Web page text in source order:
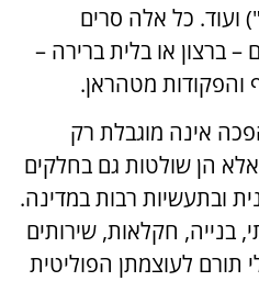
ועוד. כל אלה סרים
ברצון או בלית ברירה –
מטהראן.
אינה מוגבלת רק
הן שולטות גם בחלקים
ובתעשיות רבות במדינה.
בנייה, חקלאות, שירותים
תורם לעוצמתן הפוליטית